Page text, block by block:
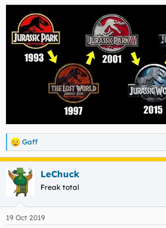
R
e
a
c
c
e
Gaff
LeChuck
Freak total
19 Oct 2019